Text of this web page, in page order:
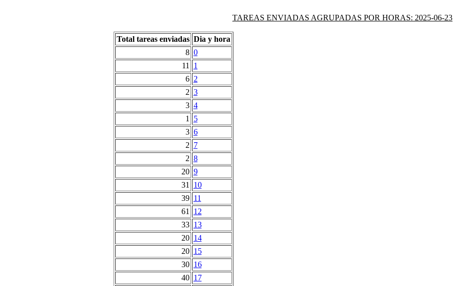
TAREAS ENVIADAS AGRUPADAS POR HORAS: 2025-06-23
Total tareas enviadas Dia y hora
8 0
11
1
6 2
2 3
3 4
1
5
3 6
2 7
2 8
20 9
31
10
39 11
61
12
33 13
20 14
20 15
30 16
40 17